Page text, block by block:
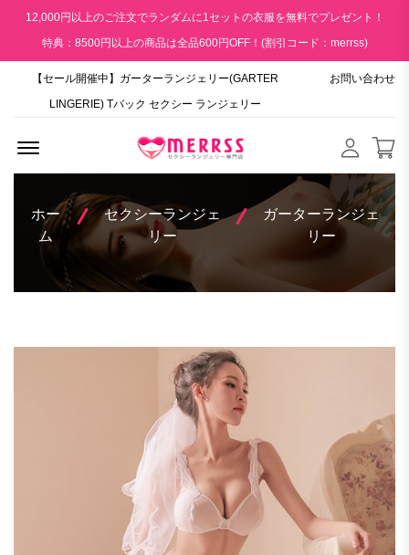
12,000円以上のご注文でランダムに1セットの衣服を無料でプレゼント！
特典：8500円以上の商品は全品600円OFF！(割引コード：merrss)
【セール開催中】ガーターランジェリー(GARTER
LINGERIE) Tバック セクシー ランジェリー
お問い合わせ
ホー
ム
セクシーランジェ
リー
ガーターランジェ
リー